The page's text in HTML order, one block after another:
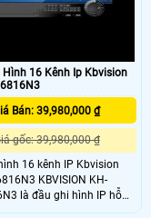
Hình 16 Kênh Ip Kbvision
Bán: 39,980,000 ₫
gốc: 39,980,000 ₫
16 kênh IP Kbvision
KBVISION KH-
là đầu ghi hình IP hỗ
giải lên đến 12Mp. Cùng